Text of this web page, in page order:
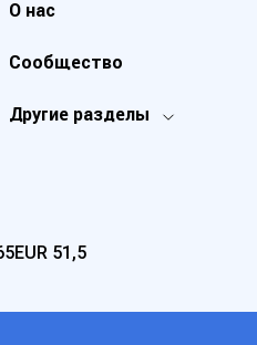
Другие разделы
О нас
Сообщество
EUR 51,5